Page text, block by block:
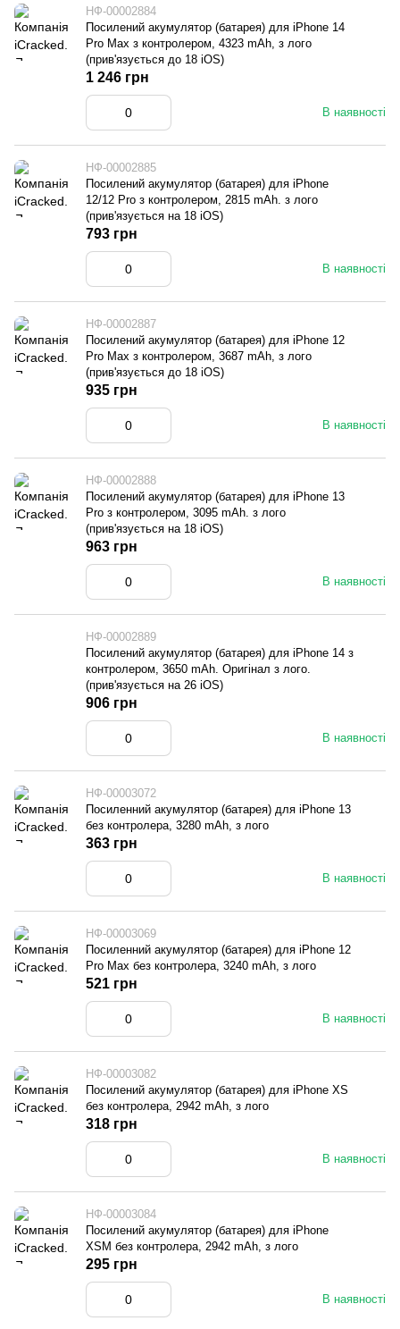
НФ-00002884
Посилений акумулятор (батарея) для iPhone 14
Pro Max з контролером, 4323 mAh, з лого
(прив'язується до 18 iOS)
В наявності
1 246 грн
НФ-00002885
Посилений акумулятор (батарея) для iPhone
12/12 Pro з контролером, 2815 mAh. з лого
(прив'язується на 18 iOS)
В наявності
793 грн
НФ-00002887
Посилений акумулятор (батарея) для iPhone 12
Pro Max з контролером, 3687 mAh, з лого
(прив'язується до 18 iOS)
В наявності
935 грн
НФ-00002888
Посилений акумулятор (батарея) для iPhone 13
Pro з контролером, 3095 mAh. з лого
(прив'язується на 18 iOS)
В наявності
963 грн
НФ-00002889
Посилений акумулятор (батарея) для iPhone 14 з
контролером, 3650 mAh. Оригінал з лого.
(прив'язується на 26 iOS)
В наявності
906 грн
НФ-00003072
Посиленний акумулятор (батарея) для iPhone 13
без контролера, 3280 mAh, з лого
В наявності
363 грн
НФ-00003069
Посиленний акумулятор (батарея) для iPhone 12
Pro Max без контролера, 3240 mAh, з лого
В наявності
521 грн
НФ-00003082
Посилений акумулятор (батарея) для iPhone XS
без контролера, 2942 mAh, з лого
В наявності
318 грн
НФ-00003084
Посилений акумулятор (батарея) для iPhone
XSM без контролера, 2942 mAh, з лого
В наявності
295 грн